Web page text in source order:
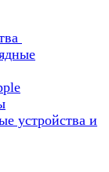
устройства и